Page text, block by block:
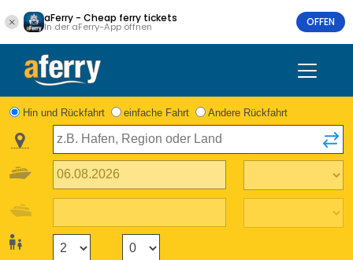
aFerry - Cheap ferry tickets
In der aFerry-App öffnen OFFEN
Hin und Rückfahrt einfache Fahrt Andere Rückfahrt